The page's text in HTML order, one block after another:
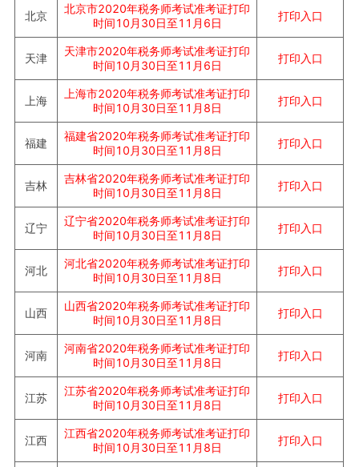
北京
北京市2020年税务师考试准考证打印
时间10月30日至11月6日
打印入口
天津
天津市2020年税务师考试准考证打印
时间10月30日至11月6日
打印入口
上海
上海市2020年税务师考试准考证打印
时间10月30日至11月8日
打印入口
福建
福建省2020年税务师考试准考证打印
时间10月30日至11月8日
打印入口
吉林
吉林省2020年税务师考试准考证打印
时间10月30日至11月8日
打印入口
辽宁
辽宁省2020年税务师考试准考证打印
时间10月30日至11月8日
打印入口
河北
河北省2020年税务师考试准考证打印
时间10月30日至11月8日
打印入口
山西
山西省2020年税务师考试准考证打印
时间10月30日至11月8日
打印入口
河南
河南省2020年税务师考试准考证打印
时间10月30日至11月8日
打印入口
江苏
江苏省2020年税务师考试准考证打印
时间10月30日至11月8日
打印入口
江西
江西省2020年税务师考试准考证打印
时间10月30日至11月8日
打印入口